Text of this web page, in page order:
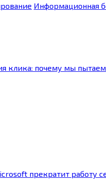
Информационная
клика: почему мы
прекратит работу